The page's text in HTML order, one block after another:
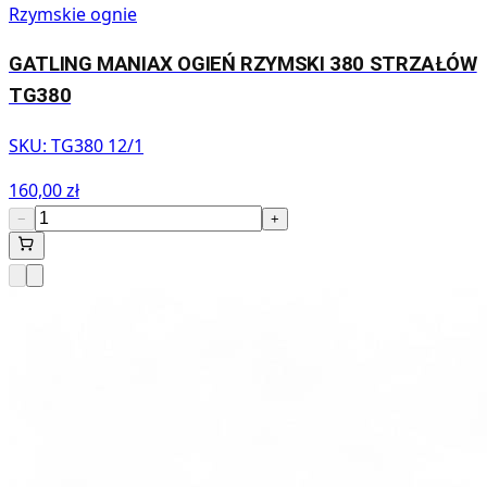
Rzymskie ognie
GATLING MANIAX OGIEŃ RZYMSKI 380 STRZAŁÓW
TG380
SKU: TG380 12/1
160,00 zł
− +